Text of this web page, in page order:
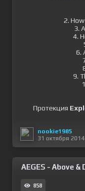
2.
3.
4.
6.
9.
Протекция
nookie1985
31 октября 2014
AEGES - Above &
858